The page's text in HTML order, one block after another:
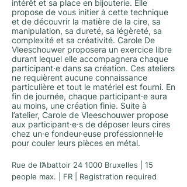
intérêt et sa place en bijouterie. Elle
propose de vous initier à cette technique
et de découvrir la matière de la cire, sa
manipulation, sa dureté, sa légèreté, sa
complexité et sa créativité. Carole De
Vleeschouwer proposera un exercice libre
durant lequel elle accompagnera chaque
participant·e dans sa création. Ces ateliers
ne requièrent aucune connaissance
particulière et tout le matériel est fourni. En
fin de journée, chaque participant·e aura
au moins, une création finie. Suite à
l’atelier, Carole de Vleeschouwer propose
aux participant·e·s de déposer leurs cires
chez un·e fondeur·euse professionnel·le
pour couler leurs pièces en métal.
Rue de l’Abattoir 24 1000 Bruxelles | 15
people max. | FR | Registration required